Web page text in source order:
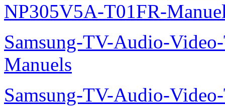
NP305V5A-T01FR-
Samsung-TV-Audio-
Manuels
Samsung-TV-Audio-